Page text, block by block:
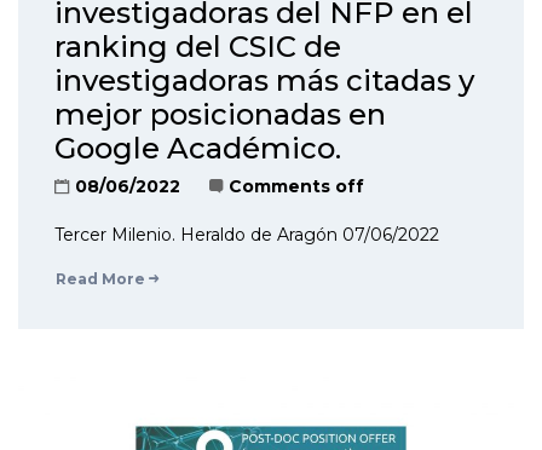
investigadoras del NFP en el
ranking del CSIC de
investigadoras más citadas y
mejor posicionadas en
Google Académico.
08/06/2022 Comments off
Tercer Milenio. Heraldo de Aragón 07/06/2022
Read More